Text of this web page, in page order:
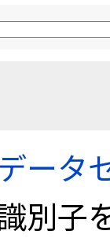
ータ
別子